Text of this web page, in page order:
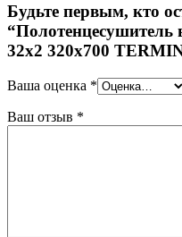
Будьте первым, кто
32х2 320х700
Ваша оценка *
Ваш отзыв *